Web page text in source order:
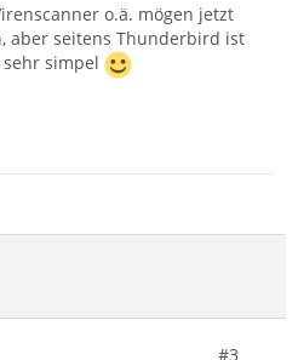
o.ä. mögen jetzt
aber seitens Thunderbird ist
simpel
#3